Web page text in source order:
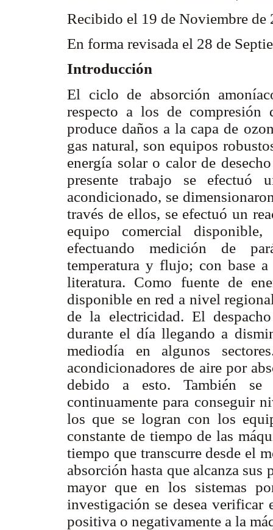
Recibido el 19 de Noviembre de
En forma revisada el 28 de
Introducción
El ciclo de absorción
respecto a los de compresión
produce daños a la capa de
gas natural, son equipos
energía solar o calor de
presente trabajo se efectuó
acondicionado, se
través de ellos, se efectuó un
equipo comercial
efectuando medición de
temperatura y flujo; con base
literatura. Como fuente de
disponible en red a nivel
de la electricidad. El
durante el día llegando a
mediodía en algunos
acondicionadores de aire por
debido a esto. También
continuamente para conseguir
los que se logran con los
constante de tiempo de las
tiempo que transcurre desde el
absorción hasta que alcanza sus
mayor que en los sistemas
investigación se desea verificar
positiva o negativamente a la